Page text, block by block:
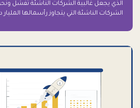
الذي يجعل غالبية الشركات الناشئة تفشل
الشركات الناشئة التي يتجاوز رأسمالها المليار